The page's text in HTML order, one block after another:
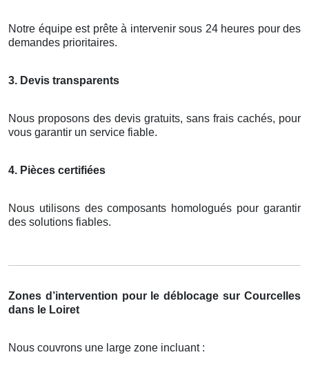
Notre équipe est prête à intervenir sous 24 heures pour des
demandes prioritaires.
3. Devis transparents
Nous proposons des devis gratuits, sans frais cachés, pour
vous garantir un service fiable.
4. Pièces certifiées
Nous utilisons des composants homologués pour garantir
des solutions fiables.
Zones d’intervention pour le déblocage sur Courcelles
dans le Loiret
Nous couvrons une large zone incluant :